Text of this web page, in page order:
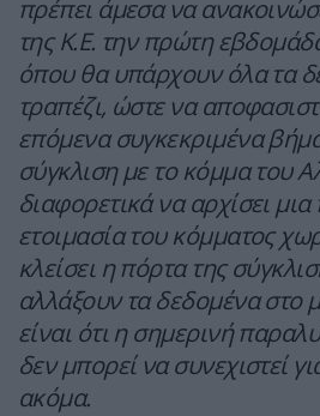
πρέπει άμεσα να
της Κ.Ε. την πρώτη
όπου θα υπάρχουν όλα τα
τραπέζι, ώστε να
επόμενα συγκεκριμένα
σύγκλιση με το κόμμα του
διαφορετικά να αρχίσει
ετοιμασία του κόμματος
κλείσει η πόρτα της
αλλάξουν τα δεδομένα στο
είναι ότι η σημερινή
δεν μπορεί να συνεχιστεί
ακόμα.